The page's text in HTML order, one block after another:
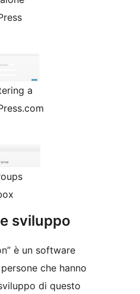
a
sviluppo
è un software
che hanno
di questo